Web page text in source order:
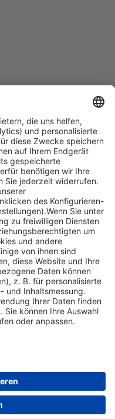
„Dreck“, der tagtäglich...
Nesthockern?